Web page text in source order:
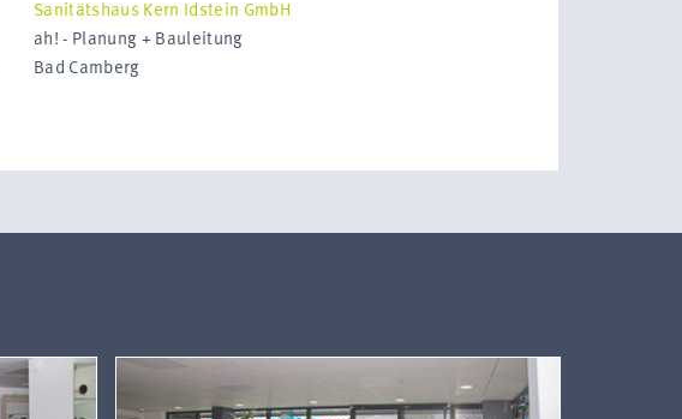
Sanitätshaus Kern Idstein GmbH
ah! - Planung + Bauleitung
Bad Camberg